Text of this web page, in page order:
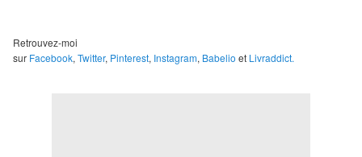
Retrouvez-moi
sur Facebook, Twitter, Pinterest, Instagram, Babelio et Livraddict.